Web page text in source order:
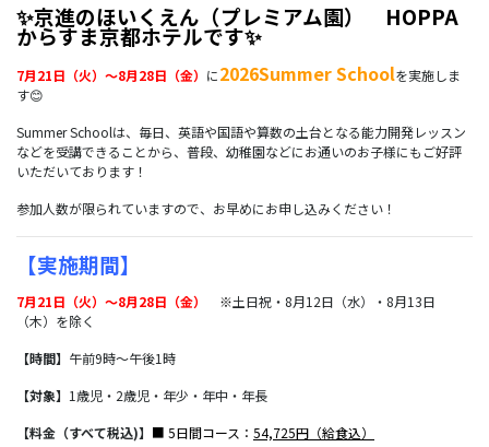
✨京進のほいくえん（プレミアム園） HOPPA
からすま京都ホテルです✨
7月21日（火）～8月28日（金） に2026Summer Schoolを実施しま
す😊
Summer Schoolは、毎日、英語や国語や算数の土台となる能力開発レッスン
などを受講できることから、普段、幼稚園などにお通いのお子様にもご好評
いただいております！
参加人数が限られていますので、お早めにお申し込みください！
【実施期間】
7月21日（火）～8月28日（金） ※土日祝・8月12日（水）・8月13日
（木）を除く
【時間】 午前9時～午後1時
【対象】 1歳児・2歳児・年少・年中・年長
【料金（すべて税込)】 ■ 5日間コース： 54,725円（給食込）